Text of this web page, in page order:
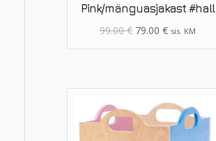
Pink/mänguasjakast #hall
99.00€ 79.00 € sis. KM